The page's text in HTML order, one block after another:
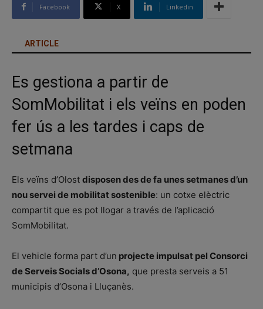
Facebook X Linkedin
ARTICLE
Es gestiona a partir de
SomMobilitat i els veïns en poden
fer ús a les tardes i caps de
setmana
Els veïns d’Olost disposen des de fa unes setmanes d’un
nou servei de mobilitat sostenible: un cotxe elèctric
compartit que es pot llogar a través de l’aplicació
SomMobilitat.
El vehicle forma part d’un projecte impulsat pel Consorci
de Serveis Socials d’Osona, que presta serveis a 51
municipis d’Osona i Lluçanès.